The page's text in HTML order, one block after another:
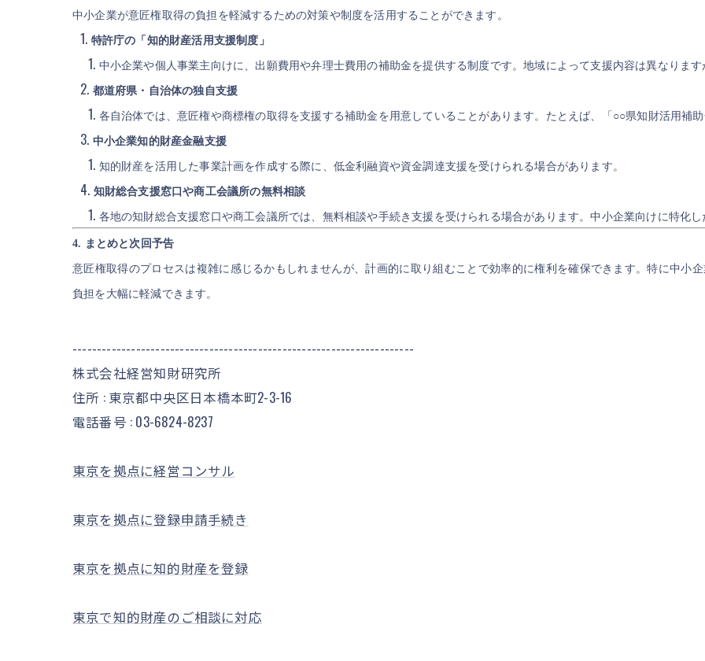
中小企業が意匠権取得の負担を軽減するための対策や制度を活用することができます。
特許庁の「知的財産活用支援制度」
中小企業や個人事業主向けに、出願費用や弁理士費用の補助金を提供する制度です。地域によって支援内容は異なりま
都道府県・自治体の独自支援
各自治体では、意匠権や商標権の取得を支援する補助金を用意していることがあります。たとえば、「○○県知財活用補
中小企業知的財産金融支援
知的財産を活用した事業計画を作成する際に、低金利融資や資金調達支援を受けられる場合があります。
知財総合支援窓口や商工会議所の無料相談
各地の知財総合支援窓口や商工会議所では、無料相談や手続き支援を受けられる場合があります。中小企業向けに特化
4. まとめと次回予告
意匠権取得のプロセスは複雑に感じるかもしれませんが、計画的に取り組むことで効率的に権利を確保できます。特に中小
負担を大幅に軽減できます。
----------------------------------------------------------------------
株式会社経営知財研究所
住所 : 東京都中央区日本橋本町2-3-16
電話番号 : 03-6824-8237
東京を拠点に経営コンサル
東京を拠点に登録申請手続き
東京を拠点に知的財産を登録
東京で知的財産のご相談に対応